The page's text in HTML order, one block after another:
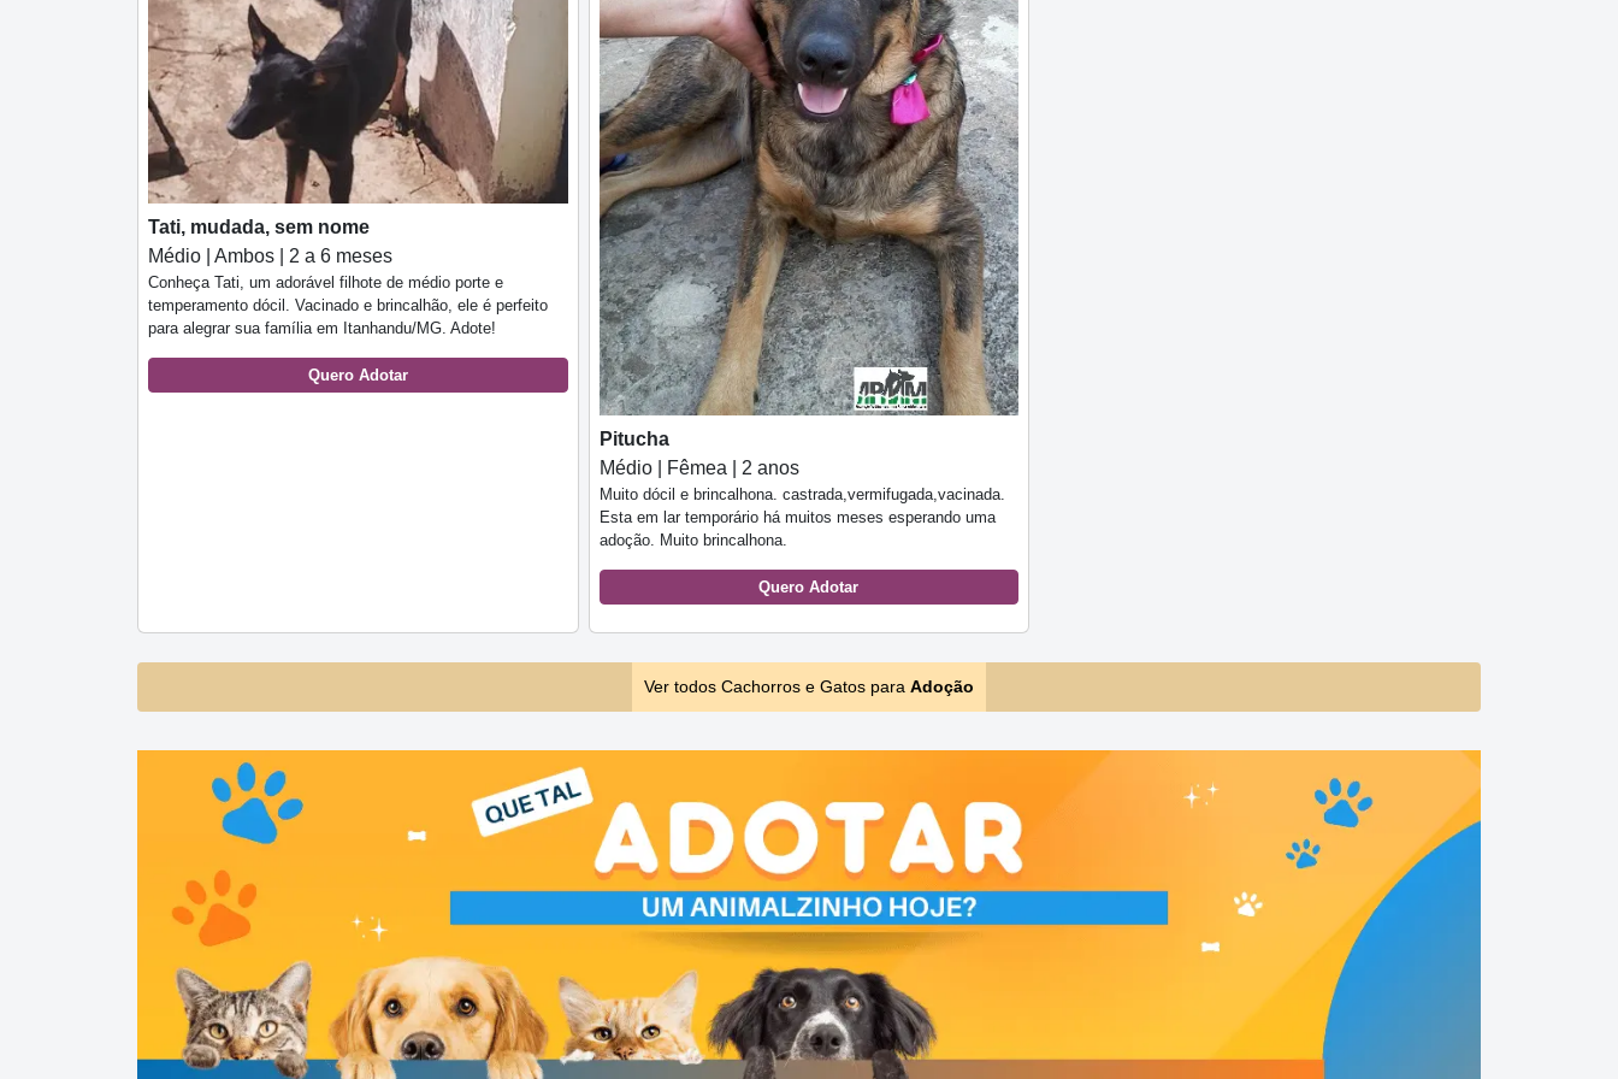
Tati, mudada, sem nome
Médio | Ambos | 2 a 6 meses
Conheça Tati, um adorável filhote de médio porte e
temperamento dócil. Vacinado e brincalhão, ele é perfeito
para alegrar sua família em Itanhandu/MG. Adote!
Quero Adotar
Pitucha
Médio | Fêmea | 2 anos
Muito dócil e brincalhona. castrada,vermifugada,vacinada.
Esta em lar temporário há muitos meses esperando uma
adoção. Muito brincalhona.
Quero Adotar
Ver todos Cachorros e Gatos para Adoção